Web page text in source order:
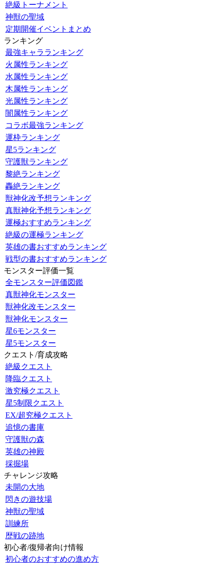
絶級トーナメント
神獣の聖域
定期開催イベントまとめ
ランキング
最強キャラランキング
火属性ランキング
水属性ランキング
木属性ランキング
光属性ランキング
闇属性ランキング
コラボ最強ランキング
運枠ランキング
星5ランキング
守護獣ランキング
黎絶ランキング
轟絶ランキング
獣神化改予想ランキング
真獣神化予想ランキング
運極おすすめランキング
絶級の運極ランキング
英雄の書おすすめランキング
戦型の書おすすめランキング
モンスター評価一覧
全モンスター評価図鑑
真獣神化モンスター
獣神化改モンスター
獣神化モンスター
星6モンスター
星5モンスター
クエスト/育成攻略
絶級クエスト
降臨クエスト
激究極クエスト
星5制限クエスト
EX/超究極クエスト
追憶の書庫
守護獣の森
英雄の神殿
採掘場
チャレンジ攻略
未開の大地
閃きの遊技場
神獣の聖域
訓練所
歴戦の跡地
初心者/復帰者向け情報
初心者のおすすめの進め方